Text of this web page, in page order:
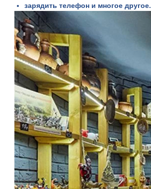
зарядить телефон и многое другое.